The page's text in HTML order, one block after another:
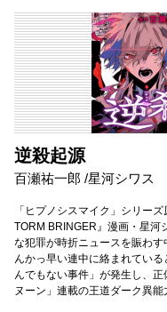
逆殺起源
百瀬祐一郎 /星河シワス
「ヒプノシスマイク」シリー
TORM BRINGER』漫画・星河
な犯罪が時折ニュースを賑わ
んかっ早い連中に絡まれてい
んでもない事件」が発生し、
ヌーン」連載の王道ダーク異能